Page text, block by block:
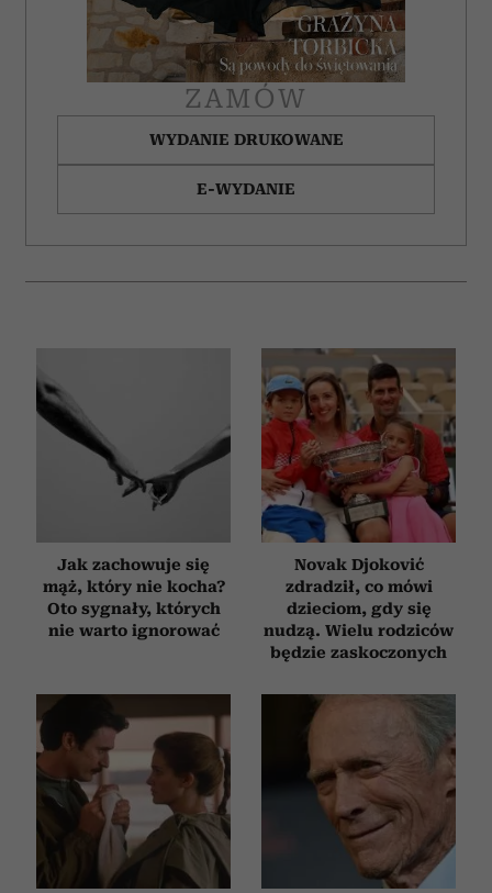
ZAMÓW
WYDANIE DRUKOWANE
E-WYDANIE
Jak zachowuje się
mąż, który nie kocha?
Oto sygnały, których
nie warto ignorować
Novak Djoković
zdradził, co mówi
dzieciom, gdy się
nudzą. Wielu rodziców
będzie zaskoczonych